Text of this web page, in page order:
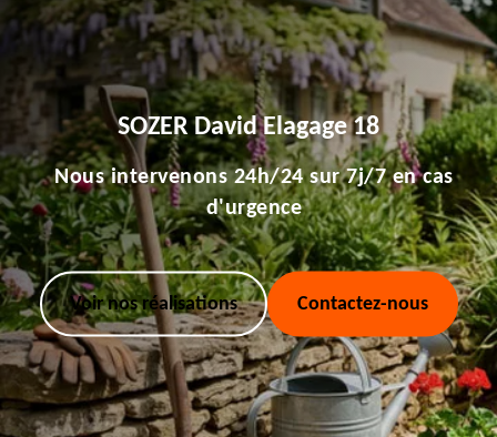
SOZER David Elagage 18
Nous intervenons 24h/24 sur 7j/7 en cas
d'urgence
Voir nos réalisations Contactez-nous